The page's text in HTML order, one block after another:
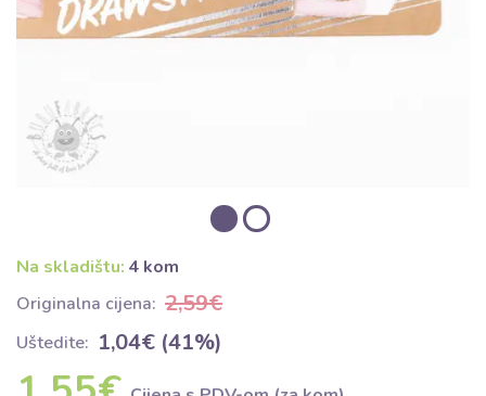
Na skladištu: 4 kom
Originalna cijena: 2,59€
Uštedite: 1,04€ (41%)